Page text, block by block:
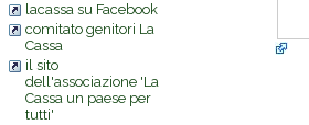
lacassa su Facebook
comitato genitori La
Cassa
il sito
dell'associazione 'La
Cassa un paese per
tutti'